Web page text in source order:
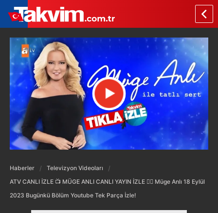
Haberler
Televizyon Videoları
ATV CANLI İZLE 📺 MÜGE ANLI CANLI YAYIN İZLE 🕵️‍♀ Müge Anlı 18 Eylül
2023 Bugünkü Bölüm Youtube Tek Parça İzle!